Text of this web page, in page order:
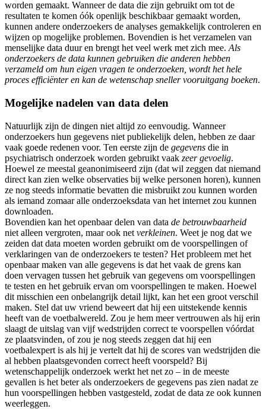
worden gemaakt. Wanneer de data die zijn gebruikt om tot de
resultaten te komen óók openlijk beschikbaar gemaakt worden,
kunnen andere onderzoekers de analyses gemakkelijk controleren en
wijzen op mogelijke problemen. Bovendien is het verzamelen van
menselijke data duur en brengt het veel werk met zich mee.Als
onderzoekers de data kunnen gebruiken die anderen hebben
verzameld om hun eigen vragen te onderzoeken, wordt het hele
proces efficiënter en kan de wetenschap sneller vooruitgang boeken.
Mogelijke nadelen van data delen
Natuurlijk zijn de dingen niet altijd zo eenvoudig. Wanneer
onderzoekers hun gegevens niet publiekelijk delen, hebben ze daar
vaak goede redenen voor. Ten eerste zijn de gegevens die in
psychiatrisch onderzoek worden gebruikt vaak zeer gevoelig.
Hoewel ze meestal geanonimiseerd zijn (dat wil zeggen dat niemand
direct kan zien welke observaties bij welke personen horen), kunnen
ze nog steeds informatie bevatten die misbruikt zou kunnen worden
als iemand zomaar alle onderzoeksdata van het internet zou kunnen
downloaden.
Bovendien kan het openbaar delen van data de betrouwbaarheid
niet alleen vergroten, maar ook net verkleinen. Weet je nog dat we
zeiden dat data moeten worden gebruikt om de voorspellingen of
verklaringen van de onderzoekers te testen? Het probleem met het
openbaar maken van alle gegevens is dat het vaak de grens kan
doen vervagen tussen het gebruik van gegevens om voorspellingen
te testen en het gebruik ervan om voorspellingen te maken. Hoewel
dit misschien een onbelangrijk detail lijkt, kan het een groot verschil
maken. Stel dat uw vriend beweert dat hij een uitstekende kennis
heeft van de voetbalwereld. Zou je hem meer vertrouwen als hij erin
slaagt de uitslag van vijf wedstrijden correct te voorspellen vóórdat
ze plaatsvinden, of zou je nog steeds zeggen dat hij een
voetbalexpert is als hij je vertelt dat hij de scores van wedstrijden die
al hebben plaatsgevonden correct heeft voorspeld? Bij
wetenschappelijk onderzoek werkt het net zo – in de meeste
gevallen is het beter als onderzoekers de gegevens pas zien nadat ze
hun voorspellingen hebben vastgesteld, zodat de data ze ook kunnen
weerleggen.